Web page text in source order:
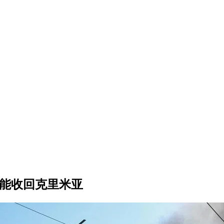
收回克里米亚